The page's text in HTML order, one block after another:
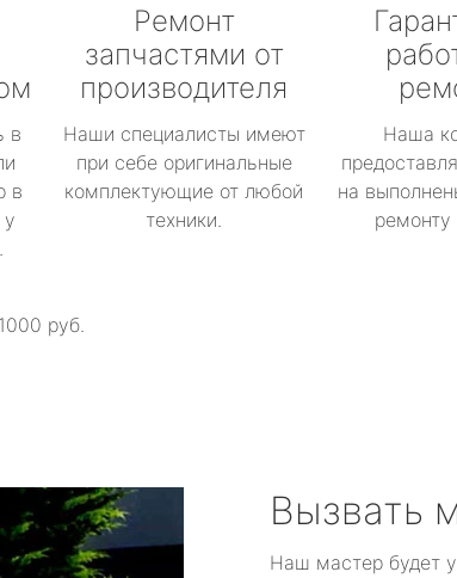
в
в
Ремонт
запчастями от
производителя
Наши специалисты имеют
при себе оригинальные
комплектующие от любой
техники.
Наша
на
ремонту
руб.
Вызвать
Наш мастер будет